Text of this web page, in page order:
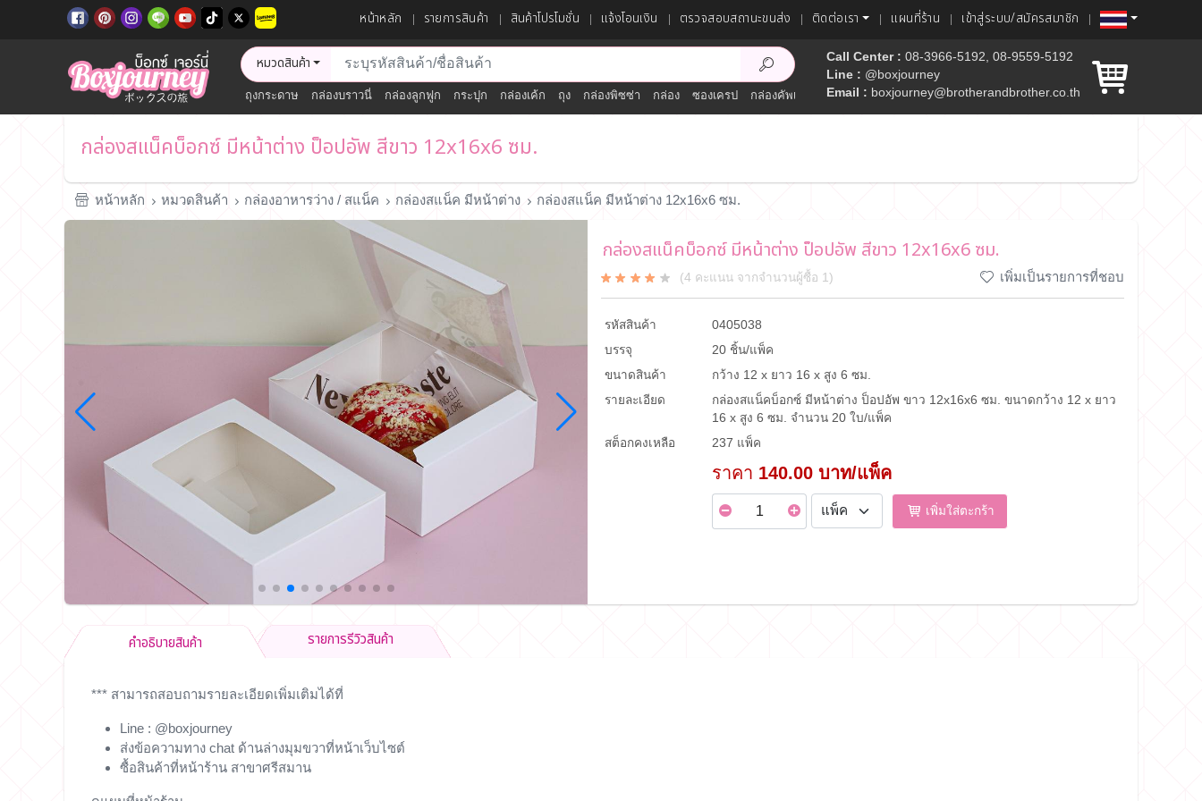
หน้าหลัก รายการสินค้า สินค้าโปรโมชั่น แจ้งโอนเงิน ตรวจสอบสถานะขนส่ง ติดต่อเรา แผนที่ร้าน เข้าสู่ระบบ/สมัครสมาชิก
หมวดสินค้า
ถุงกระดาษ กล่องบราวนี่ กล่องลูกฟูก กระปุก กล่องเค้ก ถุง กล่องพิซซ่า กล่อง ซองเครป กล่องคัพเค้ก
Call Center : 08-3966-5192, 08-9559-5192
Line : @boxjourney
Email : boxjourney@brotherandbrother.co.th
กล่องสแน็คบ็อกซ์ มีหน้าต่าง ป็อปอัพ สีขาว 12x16x6 ซม.
หน้าหลัก หมวดสินค้า กล่องอาหารว่าง / สแน็ค กล่องสแน็ค มีหน้าต่าง กล่องสแน็ค มีหน้าต่าง 12x16x6 ซม.
กล่องสแน็คบ็อกซ์ มีหน้าต่าง ป็อปอัพ สีขาว 12x16x6 ซม.
(4 คะแนน จากจำนวนผู้ซื้อ 1) เพิ่มเป็นรายการที่ชอบ
รหัสสินค้า
0405038
บรรจุ
20 ชิ้น/แพ็ค
ขนาดสินค้า
กว้าง 12 x ยาว 16 x สูง 6 ซม.
รายละเอียด
กล่องสแน็คบ็อกซ์ มีหน้าต่าง ป็อปอัพ ขาว 12x16x6 ซม. ขนาดกว้าง 12 x ยาว
16 x สูง 6 ซม. จำนวน 20 ใบ/แพ็ค
สต็อกคงเหลือ
237 แพ็ค
ราคา 140.00 บาท/แพ็ค
เพิ่มใส่ตะกร้า
คำอธิบายสินค้า รายการรีวิวสินค้า
*** สามารถสอบถามรายละเอียดเพิ่มเติมได้ที่
Line : @boxjourney
ส่งข้อความทาง chat ด้านล่างมุมขวาที่หน้าเว็บไซต์
ซื้อสินค้าที่หน้าร้าน สาขาศรีสมาน